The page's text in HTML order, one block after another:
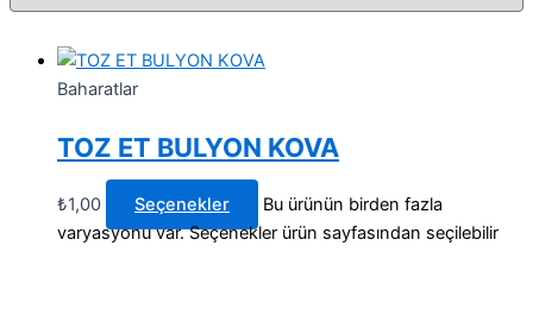
Baharatlar
TOZ ET BULYON KOVA
₺1,00 Seçenekler
Bu ürünün birden fazla
varyasyonu var. Seçenekler ürün sayfasından seçilebilir